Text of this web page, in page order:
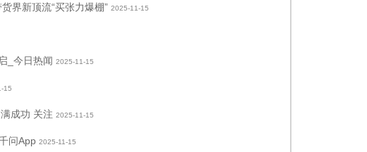
界新顶流“买张力爆棚” 2025-11-15
_今日热闻 2025-11-15
15
成功 关注 2025-11-15
问App 2025-11-15